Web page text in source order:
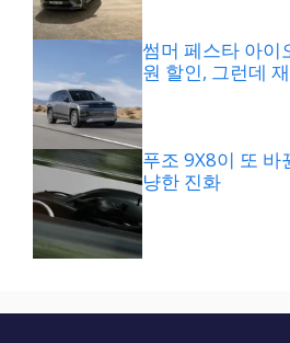
썸머 페스타 아이
원 할인, 그런데
푸조 9X8이 또 바
냥한 진화